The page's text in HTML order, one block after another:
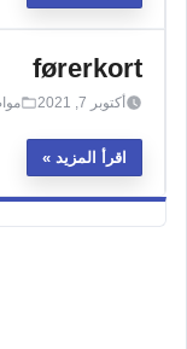
førerkort
أكتوبر 7, 2021
اقرأ المزيد